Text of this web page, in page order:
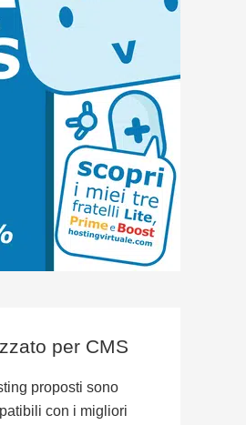
per CMS
proposti sono
con i migliori